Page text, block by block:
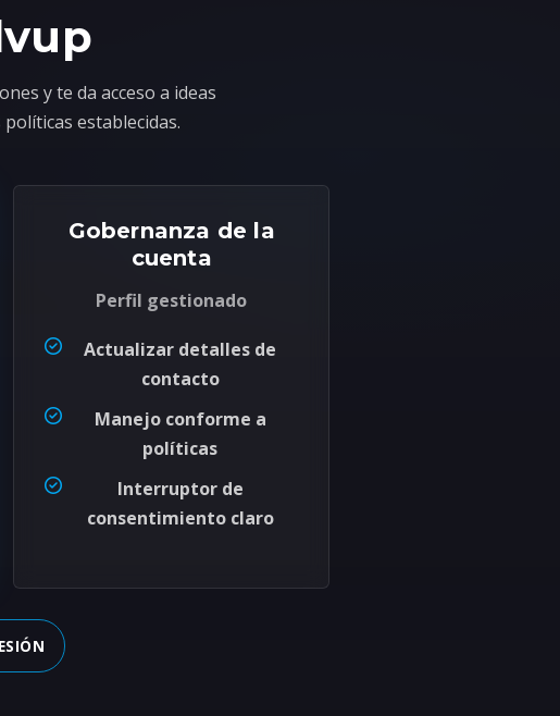
y te da acceso a ideas
establecidas.
Gobernanza de la
cuenta
Perfil gestionado
Actualizar detalles de
contacto
Manejo conforme a
políticas
Interruptor de
consentimiento claro